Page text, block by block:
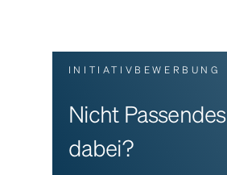
INITIATIVBEWERBUNG
Nicht Passendes
dabei?